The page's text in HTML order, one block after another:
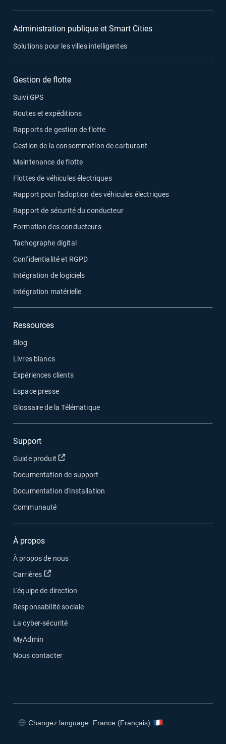
Administration publique et Smart Cities
Solutions pour les villes intelligentes
Gestion de flotte
Suivi GPS
Routes et expéditions
Rapports de gestion de flotte
Gestion de la consommation de carburant
Maintenance de flotte
Flottes de véhicules électriques
Rapport pour l'adoption des véhicules électriques
Rapport de sécurité du conducteur
Formation des conducteurs
Tachographe digital
Confidentialité et RGPD
Intégration de logiciels
Intégration matérielle
Ressources
Blog
Livres blancs
Expériences clients
Espace presse
Glossaire de la Télématique
Support
Guide produit Ouvrir dans une nouvelle fenêtre
Documentation de support
Documentation d'installation
Communauté
À propos
À propos de nous
Carrières
Ouvrir dans une nouvelle fenêtre
L'équipe de direction
Responsabilité sociale
La cyber-sécurité
MyAdmin
Nous contacter
Changez language: France (Français)